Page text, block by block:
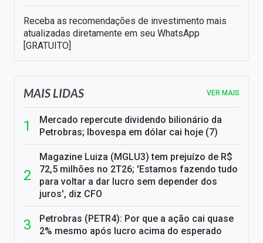
Receba as recomendações de investimento mais
atualizadas diretamente em seu WhatsApp
[GRATUITO]
MAIS LIDAS VER MAIS
Mercado repercute dividendo bilionário da
Petrobras; Ibovespa em dólar cai hoje (7)
Magazine Luiza (MGLU3) tem prejuízo de R$
72,5 milhões no 2T26; 'Estamos fazendo tudo
para voltar a dar lucro sem depender dos
juros', diz CFO
Petrobras (PETR4): Por que a ação cai quase
2% mesmo após lucro acima do esperado